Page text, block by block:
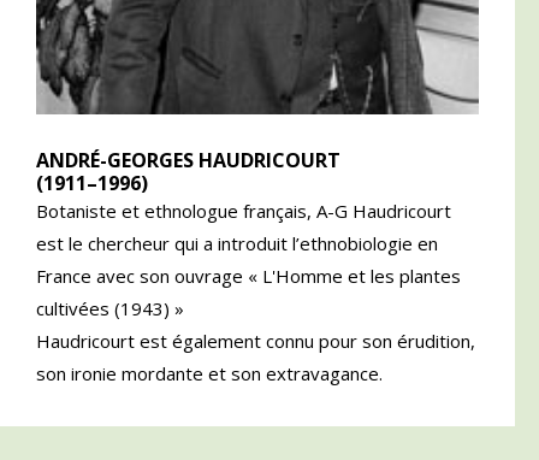
ANDRÉ-GEORGES HAUDRICOURT
(1911–1996)
Botaniste et ethnologue français, A-G Haudricourt
est le chercheur qui a introduit l’ethnobiologie en
France avec son ouvrage « L'Homme et les plantes
cultivées (1943) »
Haudricourt est également connu pour son érudition,
son ironie mordante et son extravagance.